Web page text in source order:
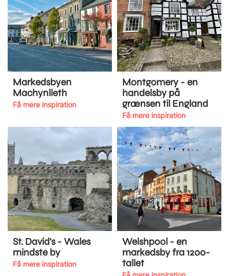
Markedsbyen
Machynlleth
Få mere inspiration
Montgomery - en
handelsby på
grænsen til England
Få mere inspiration
St. David's - Wales
mindste by
Få mere inspiration
Welshpool - en
markedsby fra 1200-
tallet